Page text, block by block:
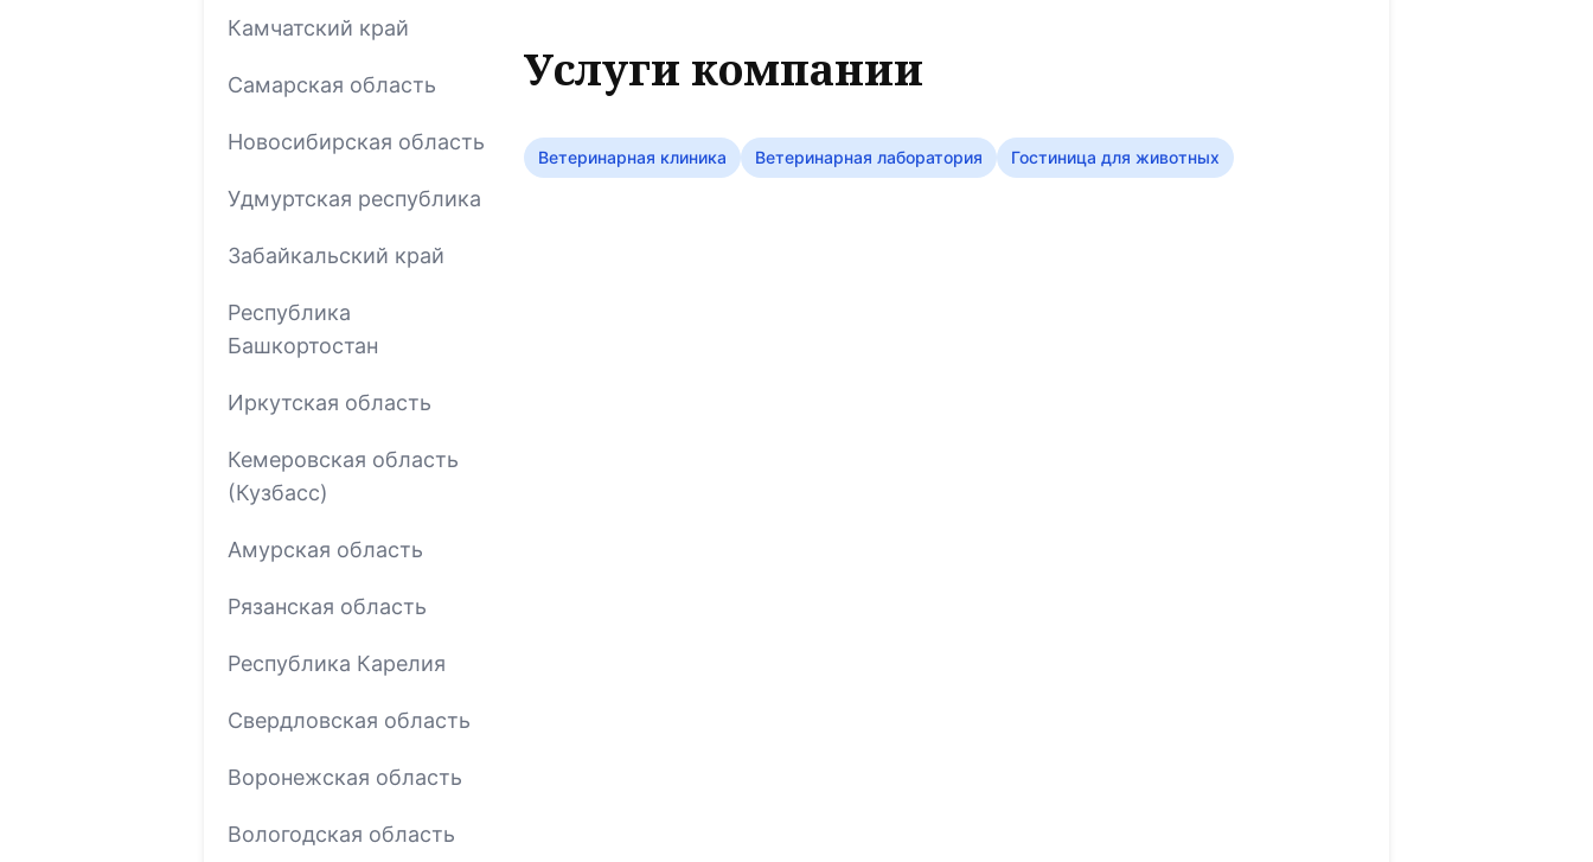
Камчатский край
Самарская область
Новосибирская область
Удмуртская республика
Забайкальский край
Республика
Башкортостан
Иркутская область
Кемеровская область
(Кузбасс)
Амурская область
Рязанская область
Республика Карелия
Свердловская область
Воронежская область
Вологодская область
Услуги компании
Ветеринарная клиника Ветеринарная лаборатория Гостиница для животных